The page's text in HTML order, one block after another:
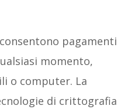
consentono pagamenti
momento,
o computer. La
di crittografia